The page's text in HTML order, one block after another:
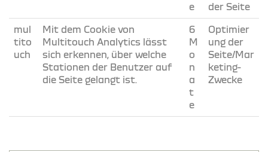
e
der Seite
mul
tito
uch
Mit dem Cookie von
Multitouch Analytics lässt
sich erkennen, über welche
Stationen der Benutzer auf
die Seite gelangt ist.
6
M
o
n
a
t
e
Optimier
ung der
Seite/Mar
keting-
Zwecke